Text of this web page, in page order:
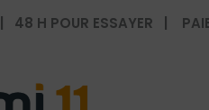
| 48 H POUR ESSAYER |